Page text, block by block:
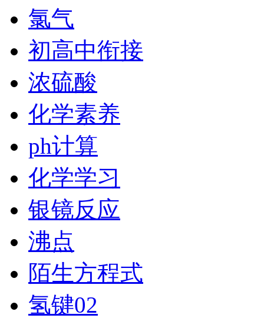
氯气
初高中衔接
浓硫酸
化学素养
ph计算
化学学习
银镜反应
沸点
陌生方程式
氢键02